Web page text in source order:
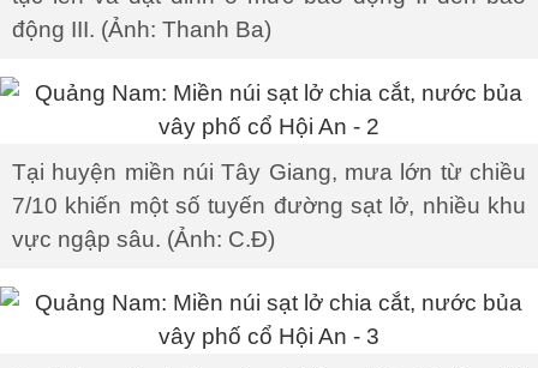
động III. (Ảnh: Thanh Ba)
Tại huyện miền núi Tây Giang, mưa lớn từ chiều
7/10 khiến một số tuyến đường sạt lở, nhiều khu
vực ngập sâu. (Ảnh: C.Đ)